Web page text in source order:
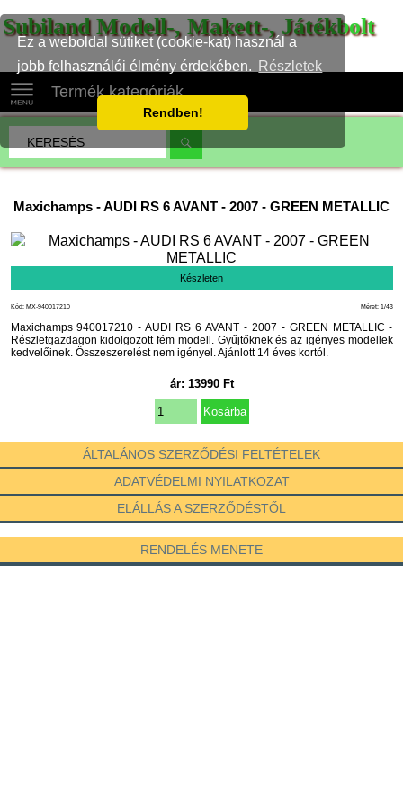
Ez a weboldal sütiket (cookie-kat) használ a
jobb felhasználói élmény érdekében.
Részletek
Rendben!
Subiland Modell-, Makett-, Játékbolt
Termék kategóriák
Maxichamps -AUDI RS 6 AVANT - 2007 - GREEN METALLIC
Készleten
Méret: 1/43
Kód: MX-940017210
Maxichamps 940017210 - AUDI RS 6 AVANT - 2007 - GREEN METALLIC -
Részletgazdagon kidolgozott fém modell. Gyűjtőknek és az igényes modellek
kedvelőinek. Összeszerelést nem igényel. Ajánlott 14 éves kortól.
ár: 13990Ft
ÁLTALÁNOS SZERZŐDÉSI FELTÉTELEK
ADATVÉDELMI NYILATKOZAT
ELÁLLÁS A SZERZŐDÉSTŐL
RENDELÉS MENETE